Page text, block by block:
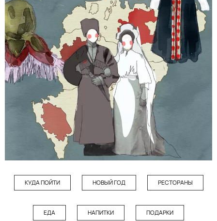
КУДА ПОЙТИ НОВЫЙ ГОД РЕСТОРАНЫ
ЕДА НАПИТКИ ПОДАРКИ